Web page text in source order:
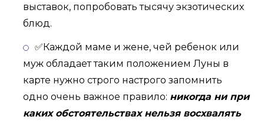
выставок, попробовать тысячу экзотических
блюд.
✅Каждой маме и жене, чей ребенок или
муж обладает таким положением Луны в
карте нужно строго настрого запомнить
одно очень важное правило: никогда ни при
каких обстоятельствах нельзя восхвалять